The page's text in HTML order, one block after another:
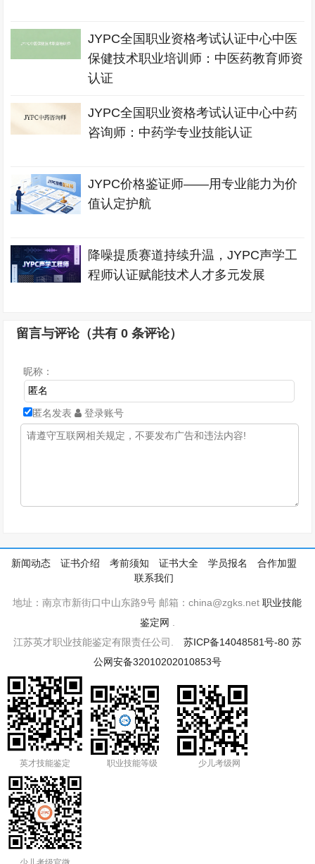
JYPC全国职业资格考试认证中心中医
保健技术职业培训师：中医药教育师资
认证
JYPC全国职业资格考试认证中心中药
咨询师：中药学专业技能认证
JYPC价格鉴证师——用专业能力为价
值认定护航
降噪提质赛道持续升温，JYPC声学工
程师认证赋能技术人才多元发展
留言与评论（共有0 条评论）
昵称：
匿名发表 登录账号
新闻动态 证书介绍 考前须知 证书大全 学员报名
合作加盟
联系我们
地址：南京市新街口中山东路9号 邮箱：china@zgks.net职业技能
鉴定网
江苏英才职业技能鉴定有限责任公司. 苏ICP备14048581号-80 苏
公网安备32010202010853号
英才技能鉴定 职业技能等级 少儿考级网